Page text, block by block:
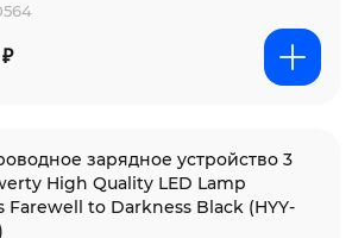
зарядное устройство 3
High Quality LED Lamp
Farewell to Darkness Black (HYY-